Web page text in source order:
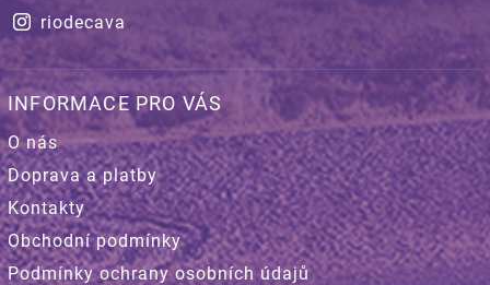
riodecava
INFORMACE PRO VÁS
O nás
Doprava a platby
Kontakty
Obchodní podmínky
Podmínky ochrany osobních údajů